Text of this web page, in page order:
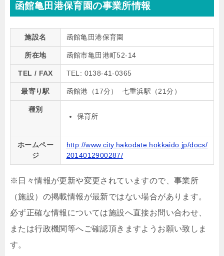
函館亀田港保育園の事業所情報
施設名 函館亀田港保育園
所在地 函館市亀田港町52-14
TEL / FAX TEL: 0138-41-0365
最寄り駅 函館港（17分） 七重浜駅（21分）
種別
保育所
ホームペー
ジ
http://www.city.hakodate.hokkaido.jp/docs/
2014012900287/
※日々情報が更新や変更されていますので、事業所
（施設）の掲載情報が最新ではない場合があります。
必ず正確な情報については施設へ直接お問い合わせ、
または行政機関等へご確認頂きますようお願い致しま
す。